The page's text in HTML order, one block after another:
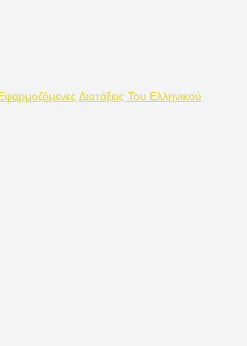
Διατάξεις Του Ελληνικού